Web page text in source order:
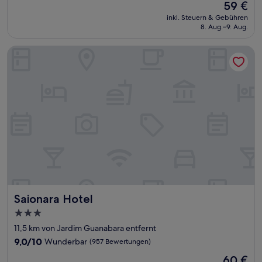
Der
Preis
beträgt
59 €
inkl. Steuern & Gebühren
8. Aug.–9. Aug.
Saionara Hotel
Saionara Hotel
3.0-
Sterne-
Unterkunft
11,5 km von Jardim Guanabara entfernt
9.0
9,0/10 Wunderbar (957 Bewertungen)
Der
Saionara Hotel